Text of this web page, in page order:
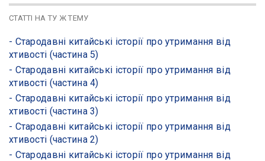
СТАТТІ НА ТУ Ж ТЕМУ
- Стародавні китайські історії про утримання від
хтивості (частина 5)
- Стародавні китайські історії про утримання від
хтивості (частина 4)
- Стародавні китайські історії про утримання від
хтивості (частина 3)
- Стародавні китайські історії про утримання від
хтивості (частина 2)
- Стародавні китайські історії про утримання від